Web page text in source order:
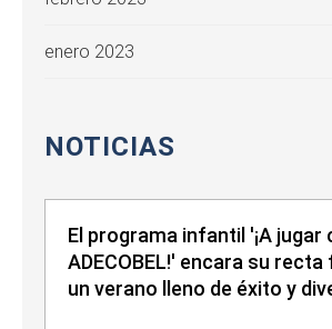
enero 2023
NOTICIAS
El programa infantil '¡A jugar
ADECOBEL!' encara su
un verano lleno de éxito y